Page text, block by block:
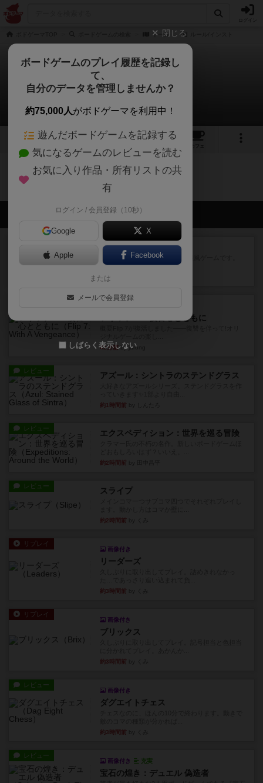
千一夜
千一夜
0件のルール/インスト
1
カフェ
千一夜のトップに戻る
会員の新しい投稿
ジンラミー
トランプで遊べる2人対戦の麻雀風ゲームです。
10枚の手札で、同じスーツ...
31分前
ルール/インスト
フリップ７：復讐心とともに
42分前by jurong
レビュー アズール：シントラのステンドグラス
約1時間前
レビュー エクスペディション：世界を巡る冒険
約2時間前
レビュー スライプ
約2時間前
リプレイ
画像付き
リーダーズ
約3時間前
リプレイ
画像付き
ブリックス
約3時間前
レビュー
画像付き
ダグエイトチェス
約3時間前
レビュー
画像付き 充実
宝石の煌き：デュエル 偽造者
閉じる
ボードゲームのプレイ履歴を記録し
て、
自分のデータを管理しませんか？
約75,000人がボドゲーマを利用中！
遊んだボードゲームを記録する
気になるゲームのレビューを読む
お気に入り作品・所有リストの共
有
ログイン / 会員登録（10秒）
Google X
Apple Facebook
または
メールで会員登録
しばらく表示しない